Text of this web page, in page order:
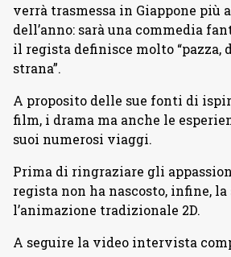
verrà trasmessa in Giappone più
dell’anno: sarà una commedia
il regista definisce molto “pazza,
strana”.
A proposito delle sue fonti di
film, i drama ma anche le
suoi numerosi viaggi.
Prima di ringraziare gli
regista non ha nascosto, infine, la
l’animazione tradizionale 2D.
A seguire la video intervista